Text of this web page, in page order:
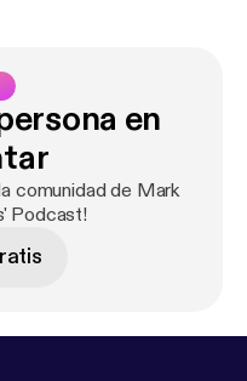
en
comunidad de Mark
Podcast!